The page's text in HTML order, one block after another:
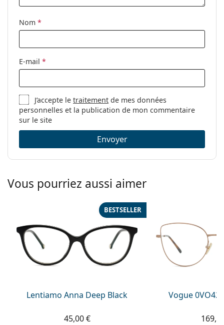
nettoyage:
Oui
Catégorie:
Lunettes de vue
Marque:
Vogue
Code:
0VO4208 352 52
Nom *
E-mail *
J’accepte letraitement de mes données
personnelles et la publication de mon commentaire
sur le site
Envoyer
Vous pourriez aussi aimer
Lentiamo Anna Deep Black
BESTSELLER
45,00 €
Vogue